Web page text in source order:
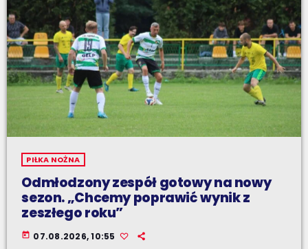
PIŁKA NOŻNA
Odmłodzony zespół gotowy na nowy
sezon. „Chcemy poprawić wynik z
zeszłego roku”
today 07.08.2026, 10:55